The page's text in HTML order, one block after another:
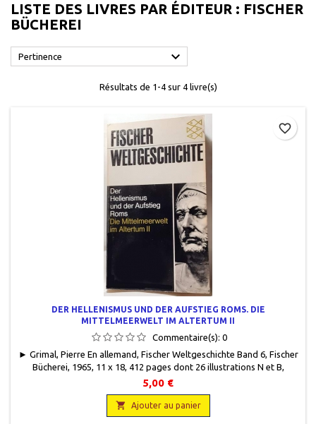
LISTE DES LIVRES PAR ÉDITEUR : FISCHER
BÜCHEREI
Pertinence 
Résultats de 1-4 sur 4 livre(s)
DER HELLENISMUS UND DER AUFSTIEG ROMS. DIE
MITTELMEERWELT IM ALTERTUM II
Commentaire(s): 0
► Grimal, Pierre En allemand, Fischer Weltgeschichte Band 6, Fischer
Bücherei, 1965, 11 x 18, 412 pages dont 26 illustrations N et B,
broché, occasion.Bon état. Coin haut de couverture marquérecto et
verso.
5,00 €
 Ajouter au panier
favorite_border